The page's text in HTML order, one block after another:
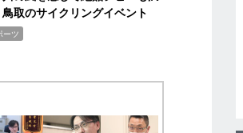
取のサイクリングイベント
ーツ